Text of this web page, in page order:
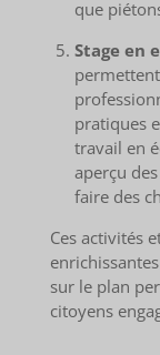
que
Stage en
pratiques
travail en
aperçu
faire des
Ces activités
sur le plan
citoyens